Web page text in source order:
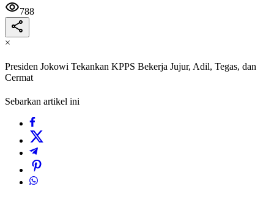
788
×
Presiden Jokowi Tekankan KPPS Bekerja Jujur, Adil, Tegas, dan
Cermat
Sebarkan artikel ini